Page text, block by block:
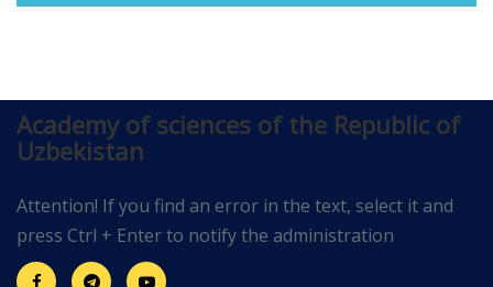
Academy of sciences of the Republic of
Uzbekistan
Attention! If you find an error in the text, select it and
press Ctrl + Enter to notify the administration